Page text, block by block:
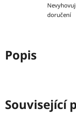
doručení
Popis
Související